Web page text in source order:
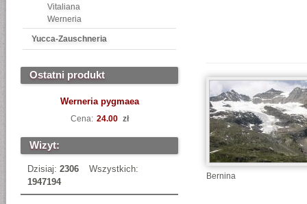
Vitaliana
Werneria
Yucca-Zauschneria
Ostatni produkt
Werneria pygmaea
Cena: 24.00 zł
Wizyt:
Dzisiaj: 2306
Wszystkich:
1947194
Bernina